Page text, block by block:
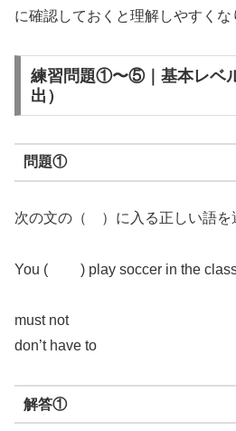
に確認しておくと理解しやすくな
練習問題①〜⑤｜基本レベ
出）
問題①
次の文の（ ）に入る正しい語を
You ( ) play soccer in the
must not
don’t have to
解答①